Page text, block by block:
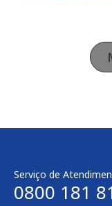
Serviço de
0800 181